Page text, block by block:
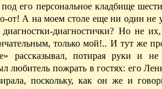
его персональное кладбище
от! А на моем столе еще ни один не
диагностички? Но не
только мой!.. И тут же
расска­зывал, потирая руки и не
лю­би­тель по­жрать в гостях: его
поскольку, как он же и